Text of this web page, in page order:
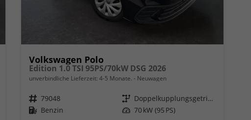
Volkswagen Polo
Edition 1.0 TSI 95PS/70kW DSG 2026
unverbindliche Lieferzeit: 4-5 Monate. Neuwagen
Fahrzeugnr. 79048 Getriebe
Doppelkupplungsgetriebe (DSG)
Kraftstoff Benzin Leistung 70 kW (95 PS)